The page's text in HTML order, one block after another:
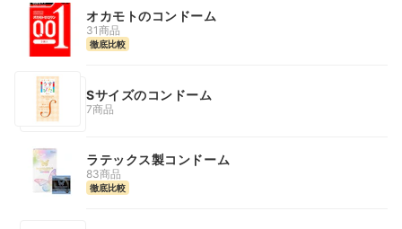
オカモトのコンドーム
31商品
徹底比較
Sサイズのコンドーム
7商品
ラテックス製コンドーム
83商品
徹底比較